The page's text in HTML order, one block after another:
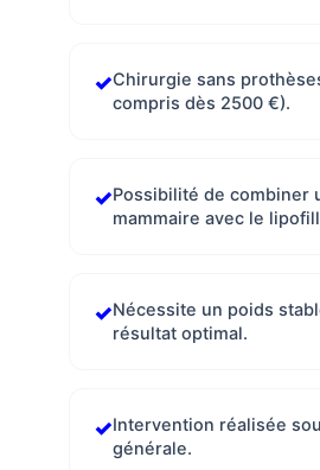
Chirurgie sans
compris dès 2500 €).
Possibilité de combiner
mammaire avec le
Nécessite un poids
résultat optimal.
Intervention réalisée
générale.